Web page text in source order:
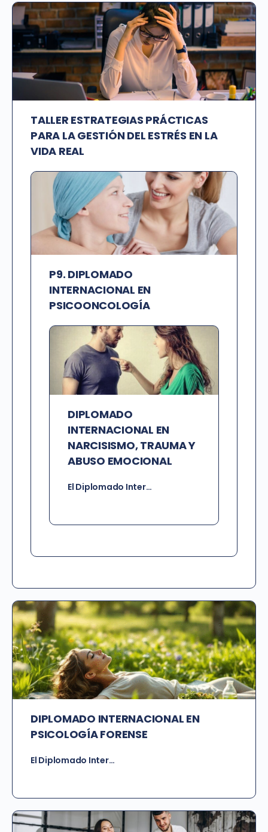
TALLER ESTRATEGIAS PRÁCTICAS
PARA LA GESTIÓN DEL ESTRÉS EN LA
VIDA REAL
P9. DIPLOMADO
INTERNACIONAL EN
PSICOONCOLOGÍA
DIPLOMADO
INTERNACIONAL EN
NARCISISMO, TRAUMA Y
ABUSO EMOCIONAL
El Diplomado Inter…
DIPLOMADO INTERNACIONAL EN
PSICOLOGÍA FORENSE
El Diplomado Inter…